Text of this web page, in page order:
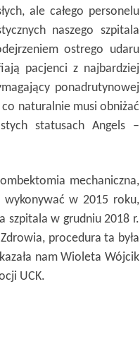
ale całego personelu
naszego szpitala
ostrego udaru
pacjenci z najbardziej
ponadrutynowej
naturalnie musi obniżać
statusach Angels –
mechaniczna,
wykonywać w 2015 roku,
szpitala w grudniu 2018 r.
procedura ta była
nam Wioleta Wójcik
UCK.